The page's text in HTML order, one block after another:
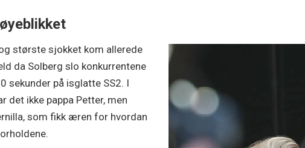
største sjokket kom allerede
da Solberg slo konkurrentene
sekunder på isglatte SS2. I
det ikke pappa Petter, men
som fikk æren for hvordan